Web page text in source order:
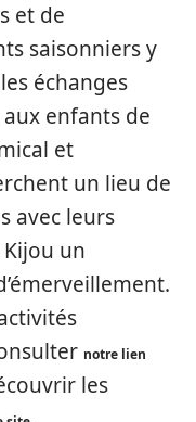
et de
saisonniers y
échanges
enfants de
et
un lieu de
avec leurs
un
notre lien
les